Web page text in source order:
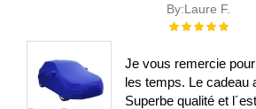
By:Laure F.
Évaluation :
Je vous remercie
les temps. Le cadeau
Superbe qualité et